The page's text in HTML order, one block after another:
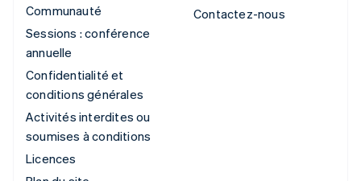
Communauté
Sessions : conférence
annuelle
Confidentialité et
conditions générales
Activités interdites ou
soumises à conditions
Licences
Contactez-nous